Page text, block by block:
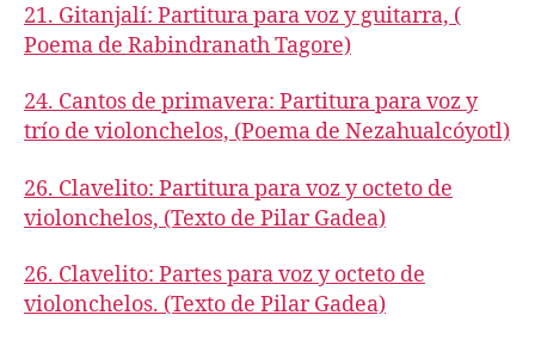
21. Gitanjalí: Partitura para voz y guitarra, (
Poema de Rabindranath Tagore)
24. Cantos de primavera: Partitura para voz y
trío de violonchelos, (Poema de Nezahualcóyotl)
26. Clavelito: Partitura para voz y octeto de
violonchelos, (Texto de Pilar Gadea)
26. Clavelito: Partes para voz y octeto de
violonchelos. (Texto de Pilar Gadea)